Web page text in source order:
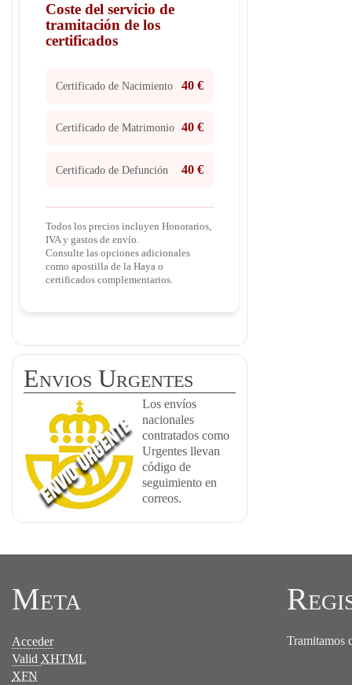
Coste del servicio de
tramitación de los
certificados
Certificado de Nacimiento 40 €
Certificado de Matrimonio 40 €
Certificado de Defunción 40 €
Todos los precios incluyen Honorarios,
IVA y gastos de envío.
Consulte las opciones adicionales
como apostilla de la Haya o
certificados complementarios.
Envios Urgentes
Los envíos
nacionales
contratados como
Urgentes llevan
código de
seguimiento en
correos.
Meta
Acceder
Valid XHTML
XFN
Tramitamos